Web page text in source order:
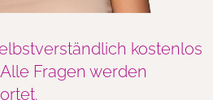
kostenlos
Fragen werden